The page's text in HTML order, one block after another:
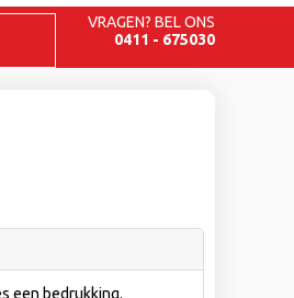
VRAGEN? BEL ONS
0411 - 675030
een bedrukking.